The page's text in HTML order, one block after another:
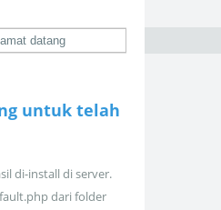
untuk telah
di-install di server.
dari folder